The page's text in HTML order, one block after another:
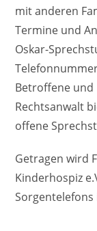
mit anderen
Termine und
Oskar-
Betroffene und
Rechtsanwalt
offene
Getragen wird
Kinderhospiz